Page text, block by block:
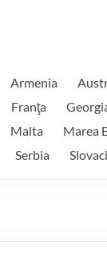
Armenia
Franţa
Malta Marea
Serbia